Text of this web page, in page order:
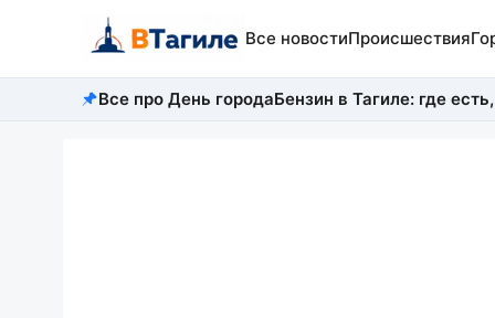
Все новостиПроисшествия
Все про День городаБензин в Тагиле: где